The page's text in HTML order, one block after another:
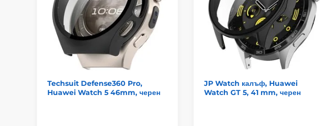
Techsuit Defense360 Pro,
Huawei Watch 5 46mm, черен
JP Watch калъф, Huawei
Watch GT 5, 41 mm, черен